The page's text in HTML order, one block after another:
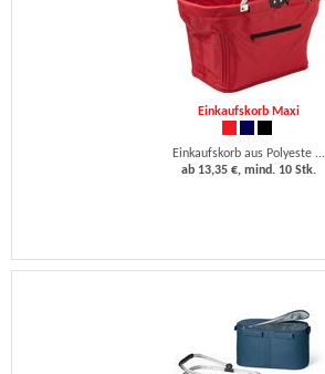
Einkaufskorb Maxi
Einkaufskorb aus Polyeste ...
ab 13,35 €, mind. 10 Stk.